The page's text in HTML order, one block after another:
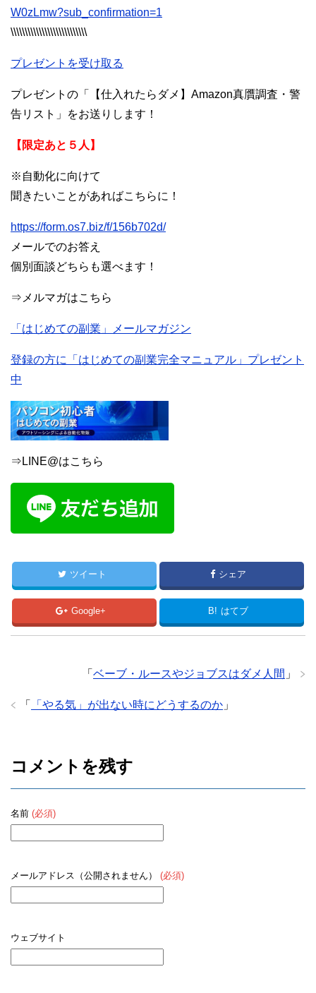
W0zLmw?sub_confirmation=1
\\\\\\\\\\\\\\\\\\\\\\\\\\\
プレゼントを受け取る
プレゼントの「【仕入れたらダメ】Amazon真贋調査・警
告リスト」をお送りします！
【限定あと５人】
※自動化に向けて
聞きたいことがあればこちらに！
https://form.os7.biz/f/156b702d/
メールでのお答え
個別面談どちらも選べます！
⇒メルマガはこちら
「はじめての副業」メールマガジン
登録の方に「はじめての副業完全マニュアル」プレゼント
中
⇒LINE@はこちら
ツイート シェア
Google+ B! はてブ
「 ベーブ・ルースやジョブスはダメ人間 」
「 「やる気」が出ない時にどうするのか 」
コメントを残す
名前 (必須)
メールアドレス（公開されません） (必須)
ウェブサイト